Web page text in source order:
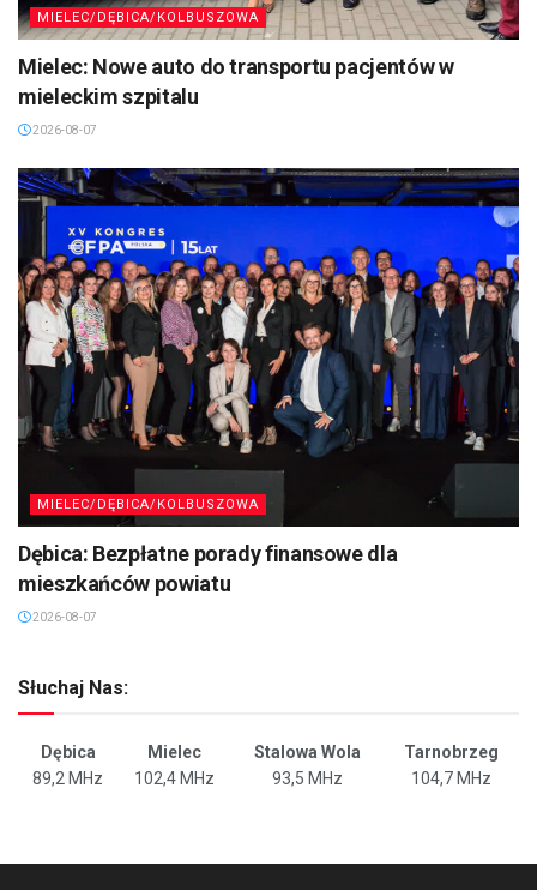
MIELEC/DĘBICA/KOLBUSZOWA
Mielec: Nowe auto do transportu pacjentów w
mieleckim szpitalu
2026-08-07
MIELEC/DĘBICA/KOLBUSZOWA
Dębica: Bezpłatne porady finansowe dla
mieszkańców powiatu
2026-08-07
Słuchaj Nas:
Dębica Mielec Stalowa Wola
Tarnobrzeg
89,2 MHz
102,4 MHz 93,5 MHz 104,7 MHz